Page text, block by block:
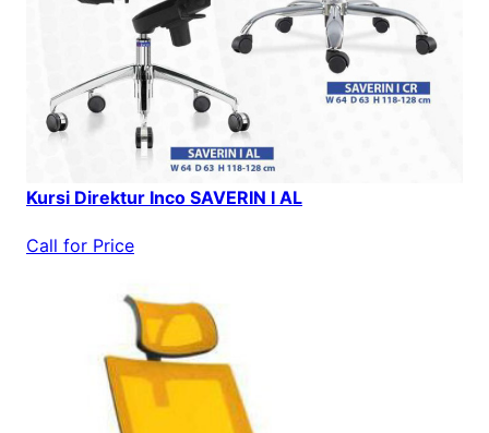
Kursi Direktur Inco SAVERIN I AL
Call for Price